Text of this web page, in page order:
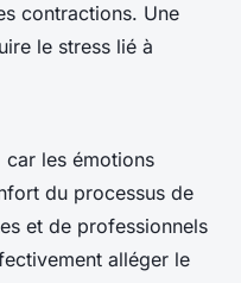
contractions. Une
le stress lié à
les émotions
du processus de
et de professionnels
alléger le